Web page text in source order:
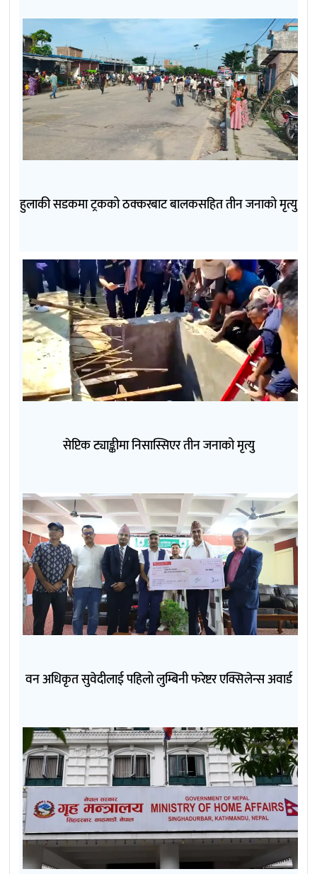
हुलाकी सडकमा ट्रकको ठक्करबाट बालकसहित तीन जनाको मृत्यु
सेप्टिक ट्याङ्कीमा निसास्सिएर तीन जनाको मृत्यु
वन अधिकृत सुवेदीलाई पहिलो लुम्बिनी फरेष्टर एक्सिलेन्स अवार्ड